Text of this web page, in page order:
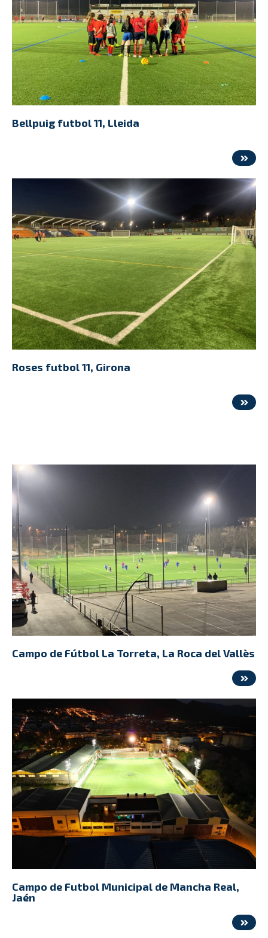
Bellpuig futbol 11, Lleida
Roses futbol 11, Girona
Campo de Fútbol La Torreta, La Roca del Vallès
Campo de Futbol Municipal de Mancha Real,
Jaén